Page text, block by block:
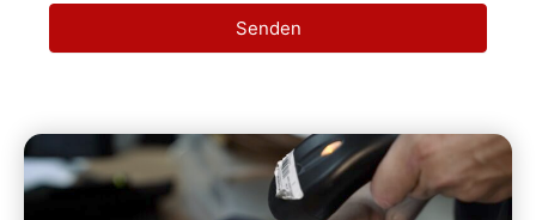
Senden